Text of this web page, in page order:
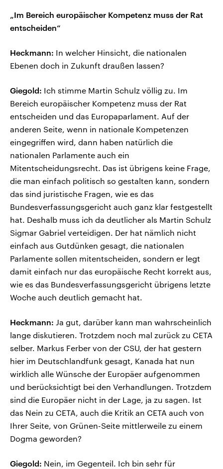
„Im Bereich europäischer Kompetenz muss der Rat
entscheiden“
Heckmann: In welcher Hinsicht, die nationalen
Ebenen doch in Zukunft draußen lassen?
Giegold: Ich stimme Martin Schulz völlig zu. Im
Bereich europäischer Kompetenz muss der Rat
entscheiden und das Europaparlament. Auf der
anderen Seite, wenn in nationale Kompetenzen
eingegriffen wird, dann haben natürlich die
nationalen Parlamente auch ein
Mitentscheidungsrecht. Das ist übrigens keine Frage,
die man einfach politisch so gestalten kann, sondern
das sind juristische Fragen, wie es das
Bundesverfassungsgericht auch ganz klar festgestellt
hat. Deshalb muss ich da deutlicher als Martin Schulz
Sigmar Gabriel verteidigen. Der hat nämlich nicht
einfach aus Gutdünken gesagt, die nationalen
Parlamente sollen mitentscheiden, sondern er legt
damit einfach nur das europäische Recht korrekt aus,
wie es das Bundesverfassungsgericht übrigens letzte
Woche auch deutlich gemacht hat.
Heckmann: Ja gut, darüber kann man wahrscheinlich
lange diskutieren. Trotzdem noch mal zurück zu CETA
selber. Markus Ferber von der CSU, der hat gestern
hier im Deutschlandfunk gesagt, Kanada hat nun
wirklich alle Wünsche der Europäer aufgenommen
und berücksichtigt bei den Verhandlungen. Trotzdem
sind die Europäer nicht in der Lage, ja zu sagen. Ist
das Nein zu CETA, auch die Kritik an CETA auch von
Ihrer Seite, von Grünen-Seite mittlerweile zu einem
Dogma geworden?
Giegold: Nein, im Gegenteil. Ich bin sehr für